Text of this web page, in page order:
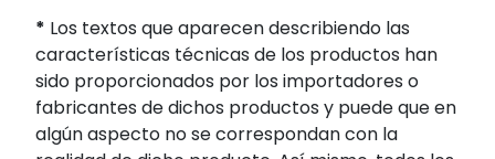
* Los textos que aparecen describiendo las
características técnicas de los productos han
sido proporcionados por los importadores o
fabricantes de dichos productos y puede que en
algún aspecto no se correspondan con la